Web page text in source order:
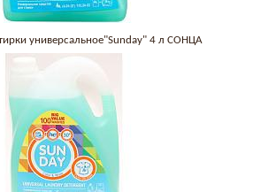
универсальное"Sunday" 4 л СОНЦА